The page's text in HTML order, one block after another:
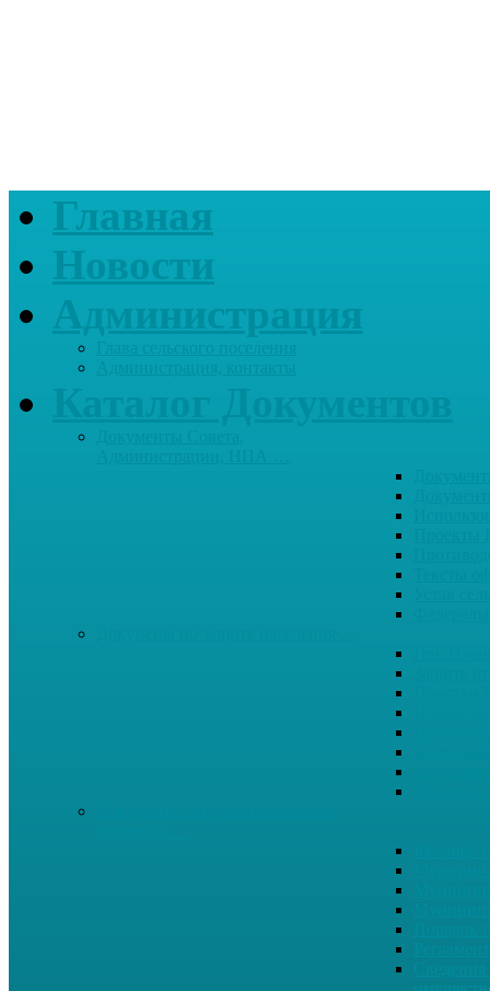
Главная
Новости
Администрация